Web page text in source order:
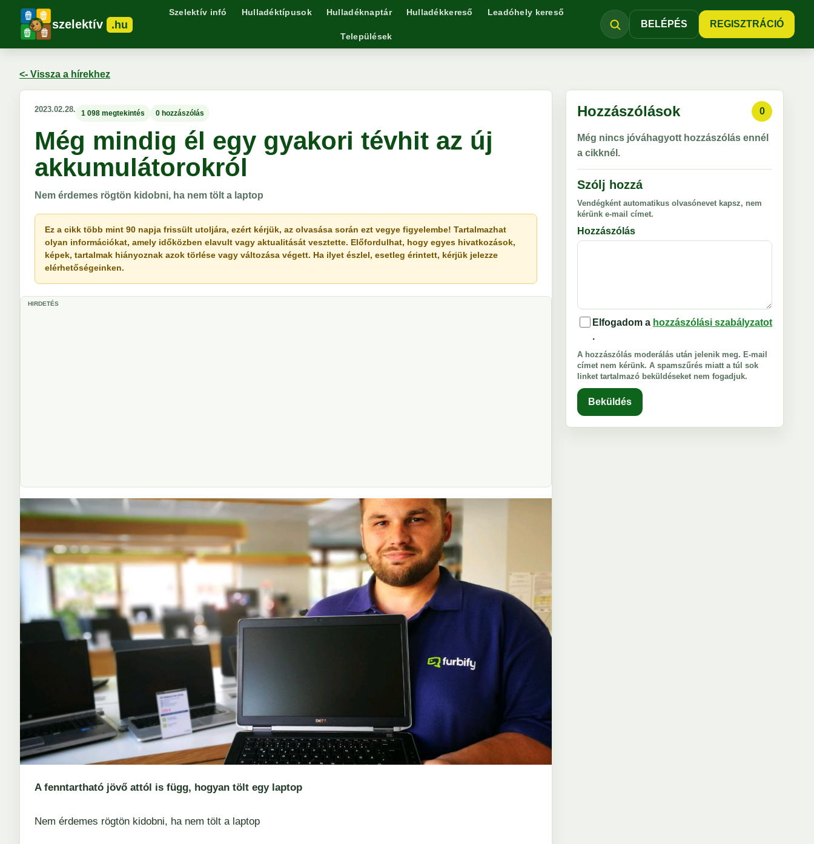
szelektív .hu
Szelektív infó Hulladéktípusok Hulladéknaptár Hulladékkereső Leadóhely kereső
Települések
BELÉPÉS REGISZTRÁCIÓ
<- Vissza a hírekhez
2023.02.28. 1 098 megtekintés 0 hozzászólás
Még mindig él egy gyakori tévhit az új
akkumulátorokról
Nem érdemes rögtön kidobni, ha nem tölt a laptop
Ez a cikk több mint 90 napja frissült utoljára, ezért kérjük, az olvasása során ezt vegye figyelembe! Tartalmazhat
olyan információkat, amely időközben elavult vagy aktualitását vesztette. Előfordulhat, hogy egyes hivatkozások,
képek, tartalmak hiányoznak azok törlése vagy változása végett. Ha ilyet észlel, esetleg érintett, kérjük jelezze
elérhetőségeinken.
HIRDETÉS
A fenntartható jövő attól is függ, hogyan tölt egy laptop
Nem érdemes rögtön kidobni, ha nem tölt a laptop
Hozzászólások 0
Még nincs jóváhagyott hozzászólás ennél
a cikknél.
Szólj hozzá
Vendégként automatikus olvasónevet kapsz, nem
kérünk e-mail címet.
Hozzászólás
Elfogadom a hozzászólási szabályzatot
.
A hozzászólás moderálás után jelenik meg. E-mail
címet nem kérünk. A spamszűrés miatt a túl sok
linket tartalmazó beküldéseket nem fogadjuk.
Beküldés